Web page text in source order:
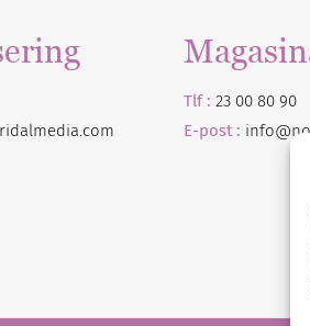
Tlf : 23 00 80 90
E-post : info@